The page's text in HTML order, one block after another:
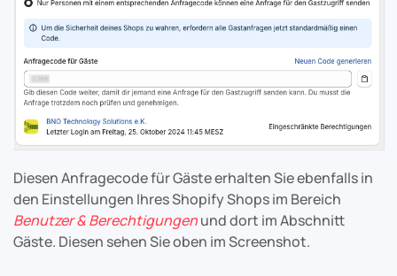
Diesen Anfragecode für Gäste erhalten Sie ebenfalls in
den Einstellungen Ihres Shopify Shops im Bereich
Benutzer & Berechtigungenund dort im Abschnitt
Gäste. Diesen sehen Sie oben im Screenshot.